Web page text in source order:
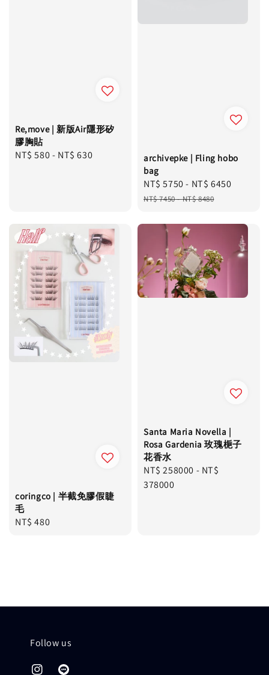
Re,move | 新版Air隱形矽
膠胸貼
Regular
NT$ 580- NT$ 630
archivepke | Fling hobo
bag
Sale
price
NT$ 5750- NT$ 6450
NT$ 7450-NT$ 8480
coringco | 半截免膠假睫
毛
Regular
NT$ 480
Santa Maria Novella |
Rosa Gardenia 玫瑰梔子
花香水
Regular
price
NT$ 258000 - NT$
378000
Follow us